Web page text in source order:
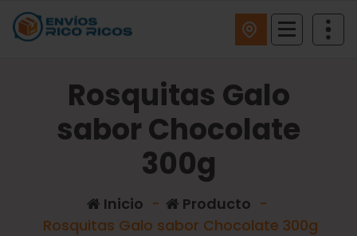
Rosquitas Galo
sabor Chocolate
300g
Inicio - Producto -
Rosquitas Galo sabor Chocolate 300g